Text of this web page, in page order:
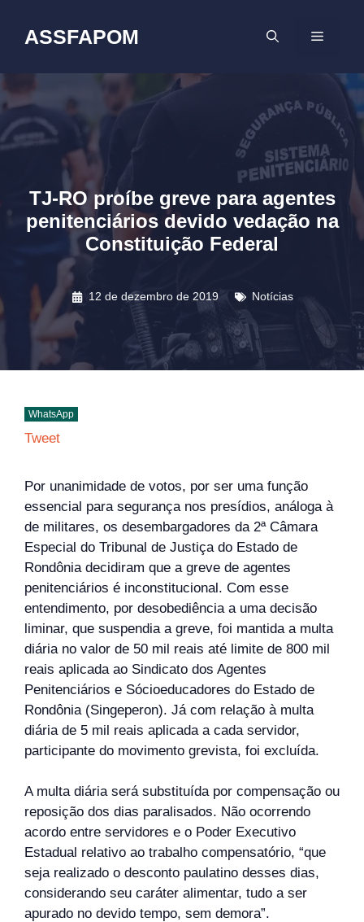
conteúdo
ASSFAPOM MENU
TJ-RO proíbe greve para agentes
penitenciários devido vedação na
Constituição Federal
12 de dezembro de 2019 Notícias
WhatsApp
Tweet
Por unanimidade de votos, por ser uma função
essencial para segurança nos presídios, análoga à
de militares, os desembargadores da 2ª Câmara
Especial do Tribunal de Justiça do Estado de
Rondônia decidiram que a greve de agentes
penitenciários é inconstitucional. Com esse
entendimento, por desobediência a uma decisão
liminar, que suspendia a greve, foi mantida a multa
diária no valor de 50 mil reais até limite de 800 mil
reais aplicada ao Sindicato dos Agentes
Penitenciários e Sócioeducadores do Estado de
Rondônia (Singeperon). Já com relação à multa
diária de 5 mil reais aplicada a cada servidor,
participante do movimento grevista, foi excluída.
A multa diária será substituída por compensação ou
reposição dos dias paralisados. Não ocorrendo
acordo entre servidores e o Poder Executivo
Estadual relativo ao trabalho compensatório, “que
seja realizado o desconto paulatino desses dias,
considerando seu caráter alimentar, tudo a ser
apurado no devido tempo, sem demora”.